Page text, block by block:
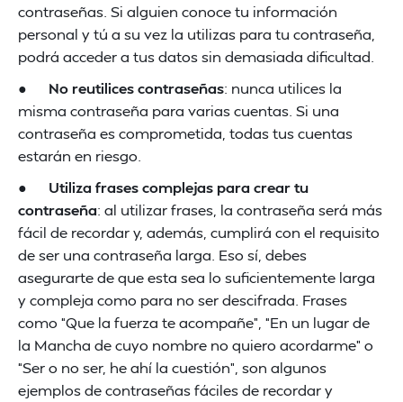
contraseñas. Si alguien conoce tu información
personal y tú a su vez la utilizas para tu contraseña,
podrá acceder a tus datos sin demasiada dificultad.
● No reutilices contraseñas: nunca utilices la
misma contraseña para varias cuentas. Si una
contraseña es comprometida, todas tus cuentas
estarán en riesgo.
● Utiliza frases complejas para crear tu
contraseña: al utilizar frases, la contraseña será más
fácil de recordar y, además, cumplirá con el requisito
de ser una contraseña larga. Eso sí, debes
asegurarte de que esta sea lo suficientemente larga
y compleja como para no ser descifrada. Frases
como “Que la fuerza te acompañe”, “En un lugar de
la Mancha de cuyo nombre no quiero acordarme” o
“Ser o no ser, he ahí la cuestión”, son algunos
ejemplos de contraseñas fáciles de recordar y